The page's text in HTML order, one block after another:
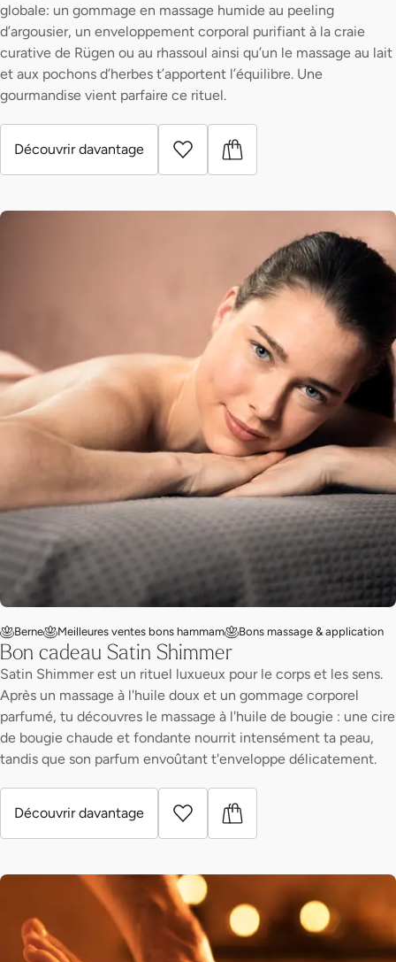
globale: un gommage en massage humide au peeling
d’argousier, un enveloppement corporal purifiant à la craie
curative de Rügen ou au rhassoul ainsi qu’un le massage au lait
et aux pochons d’herbes t’apportent l’équilibre. Une
gourmandise vient parfaire ce rituel.
Découvrir davantage
Berne Meilleures ventes bons hammam Bons massage & application
Bon cadeau Satin Shimmer
Satin Shimmer est un rituel luxueux pour le corps et les sens.
Après un massage à l'huile doux et un gommage corporel
parfumé, tu découvres le massage à l'huile de bougie : une cire
de bougie chaude et fondante nourrit intensément ta peau,
tandis que son parfum envoûtant t'enveloppe délicatement.
Découvrir davantage